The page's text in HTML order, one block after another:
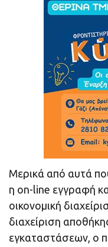
Mερικά από αυτά
η on-line εγγραφή
οικονομική
διαχείριση
εγκαταστάσεων, ο